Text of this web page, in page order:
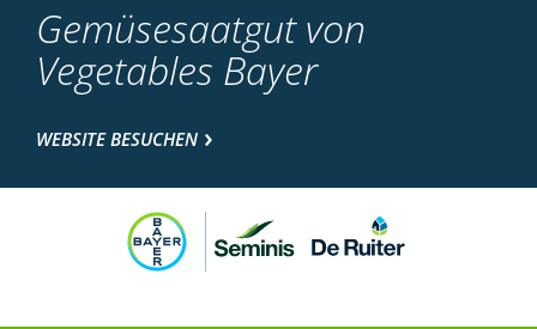
Gemüsesaatgut von
Vegetables Bayer
WEBSITE BESUCHEN